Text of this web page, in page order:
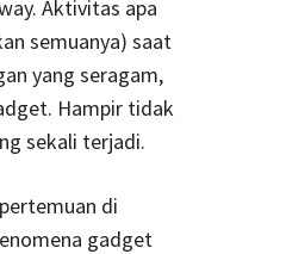
Aktivitas apa
semuanya) saat
yang seragam,
Hampir tidak
sekali terjadi.
di
gadget